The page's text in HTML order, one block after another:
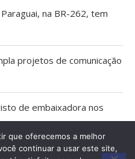
na BR-262, tem
projetos de comunicação
de embaixadora nos
de Alimentação do
que oferecemos a melhor
continuar a usar este site,